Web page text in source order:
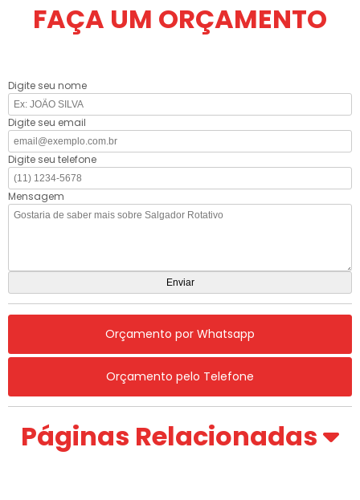
FAÇA UM ORÇAMENTO
Digite seu nome
Digite seu email
Digite seu telefone
Mensagem
Orçamento por Whatsapp
Orçamento pelo Telefone
Páginas Relacionadas